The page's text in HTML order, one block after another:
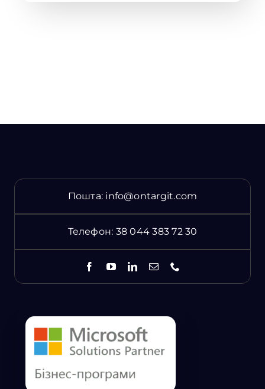
Пошта: info@ontargit.com
Телефон: 38 044 383 72 30